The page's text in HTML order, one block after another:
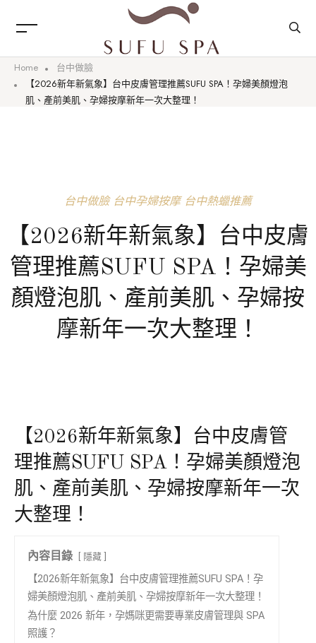
Home
台中做臉
【2026新年新氣象】台中皮膚管理推薦SUFU SPA！孕婦美顏燈泡
肌、產前美肌、孕婦按摩新年一次大整理！
台中做臉台中孕婦按摩台中熱蠟推薦
【2026新年新氣象】台中皮膚
管理推薦SUFU SPA！孕婦美
顏燈泡肌、產前美肌、孕婦按
摩新年一次大整理！
【2026新年新氣象】台中皮膚管
理推薦SUFU SPA！孕婦美顏燈泡
肌、產前美肌、孕婦按摩新年一次
大整理！
內容目錄 隱藏
【2026新年新氣象】台中皮膚管理推薦SUFU SPA！孕
婦美顏燈泡肌、產前美肌、孕婦按摩新年一次大整理！
為什麼 2026 新年，孕媽咪更需要專業皮膚管理與 SPA
照護？